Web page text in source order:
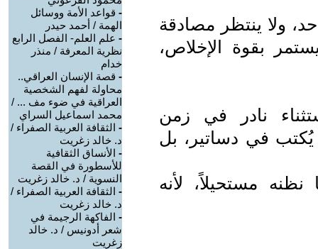
ولا ينتظر مصادقة
بقوة الإخلاص،
نادر في زمن
يُكتب في دساتير، بل
مستحيلاً، لأنه
- قواعد الأمة ووسائل
الهمة / أحمد حيدر
- علم العلم- الفصل الرابع
نظرية المعرفة / منذر
خدام
- قصة الإنسان العراقي..
محاولة لفهم الشخصية
العراقية في ضوء مف ... /
محمد اسماعيل السراي
- الثقافة العربية الصفراء /
د. خالد زغريت
- الأنساق الثقافية
للأسطورة في القصة
النسوية / د. خالد زغريت
- الثقافة العربية الصفراء /
د. خالد زغريت
- الفاكهة الرجيمة في
شعر أدونيس / د. خالد
زغريت